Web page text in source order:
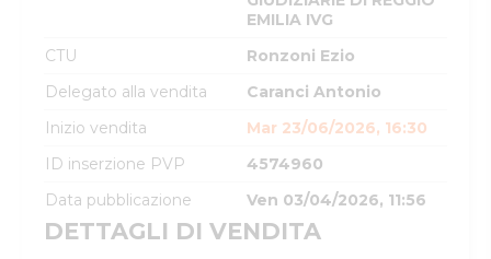
EMILIA IVG
CTU
Ronzoni Ezio
Delegato alla vendita
Caranci Antonio
Inizio vendita
Mar 23/06/2026, 16:30
ID inserzione PVP
4574960
Data pubblicazione
Ven 03/04/2026, 11:56
DETTAGLI DI VENDITA